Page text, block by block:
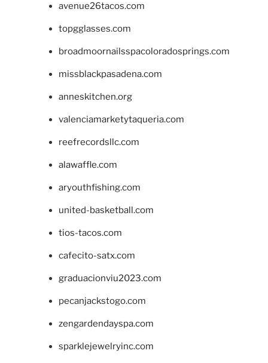
avenue26tacos.com
topgglasses.com
broadmoornailsspacoloradosprings.com
missblackpasadena.com
anneskitchen.org
valenciamarketytaqueria.com
reefrecordsllc.com
alawaffle.com
aryouthfishing.com
united-basketball.com
tios-tacos.com
cafecito-satx.com
graduacionviu2023.com
pecanjackstogo.com
zengardendayspa.com
sparklejewelryinc.com